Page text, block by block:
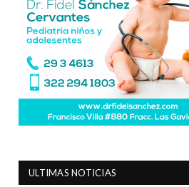
ULTIMAS NOTICIAS